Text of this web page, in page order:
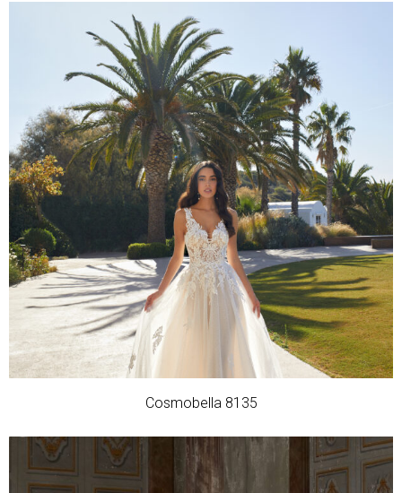
Cosmobella 8135